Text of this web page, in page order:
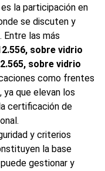
la participación en
se discuten y
Entre las más
sobre vidrio
sobre vidrio
como frentes
ya que elevan los
certificación de
y criterios
la base
gestionar y